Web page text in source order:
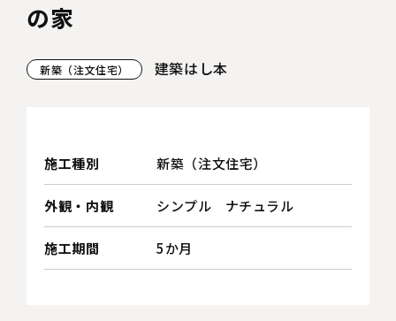
の家
新築（注文住宅） 建築はし本
施工種別 新築（注文住宅）
外観・内観 シンプル ナチュラル
施工期間 5か月